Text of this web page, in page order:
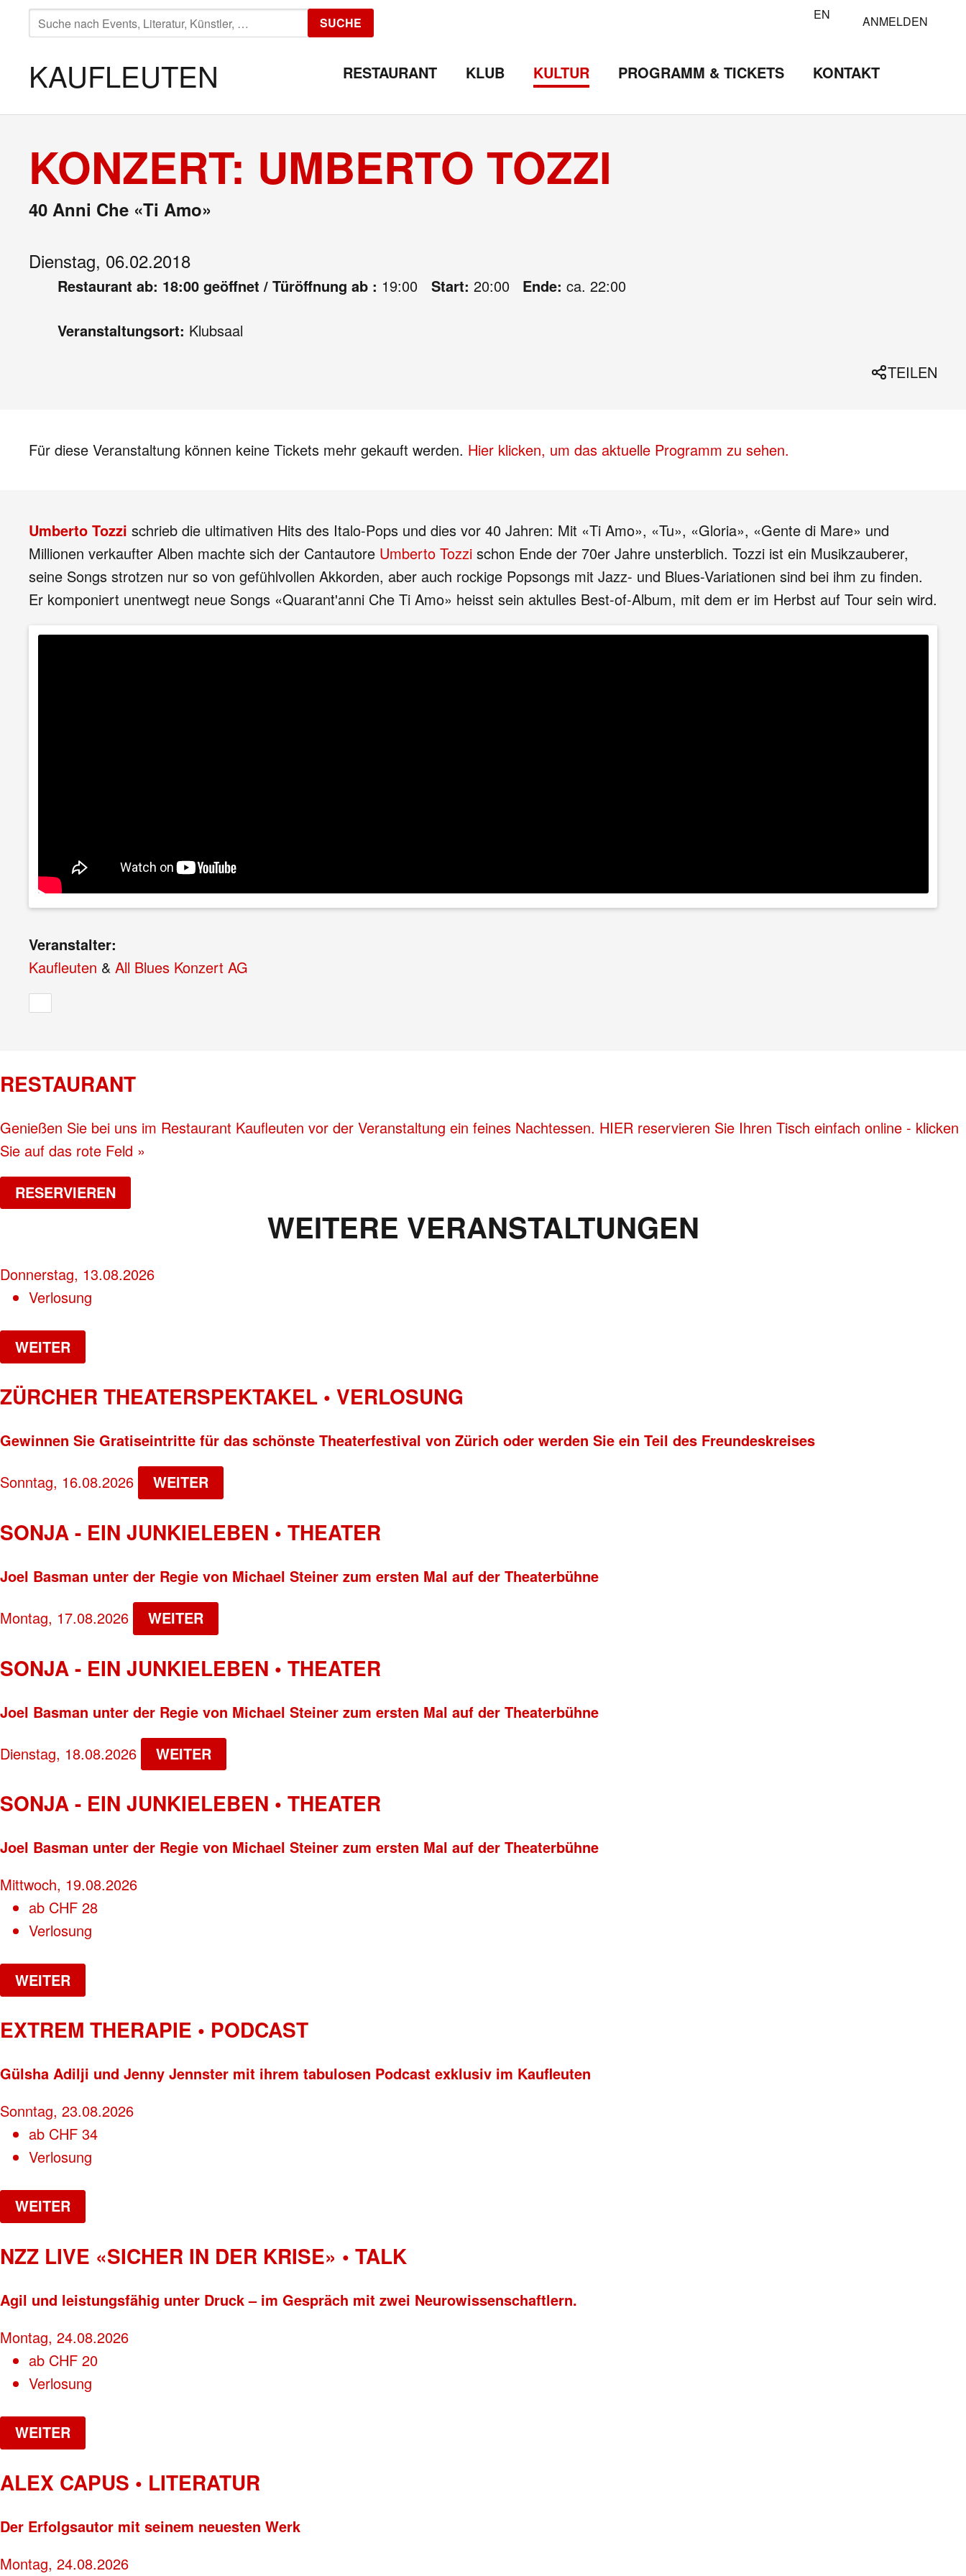
SUCHE
NACH:
SUCHE EN ANMELDEN
KAUFLEUTEN RESTAURANT KLUB KULTUR PROGRAMM & TICKETS KONTAKT
KONZERT: UMBERTO TOZZI
40 Anni Che «Ti Amo»
Dienstag, 06.02.2018
Restaurant ab: 18:00 geöffnet / Türöffnung ab : 19:00 Start: 20:00 Ende: ca. 22:00
Veranstaltungsort: Klubsaal
TEILEN
Für diese Veranstaltung können keine Tickets mehr gekauft werden. Hier klicken, um das aktuelle Programm zu sehen.
Umberto Tozzi schrieb die ultimativen Hits des Italo-Pops und dies vor 40 Jahren: Mit «Ti Amo», «Tu», «Gloria», «Gente di Mare» und
Millionen verkaufter Alben machte sich der Cantautore Umberto Tozzi schon Ende der 70er Jahre unsterblich. Tozzi ist ein Musikzauberer,
seine Songs strotzen nur so von gefühlvollen Akkorden, aber auch rockige Popsongs mit Jazz- und Blues-Variationen sind bei ihm zu finden.
Er komponiert unentwegt neue Songs «Quarant'anni Che Ti Amo» heisst sein aktulles Best-of-Album, mit dem er im Herbst auf Tour sein wird.
Veranstalter:
Kaufleuten & All Blues Konzert AG
RESTAURANT
Genießen Sie bei uns im Restaurant Kaufleuten vor der Veranstaltung ein feines Nachtessen. HIER reservieren Sie Ihren Tisch einfach online - klicken
Sie auf das rote Feld »
RESERVIEREN
WEITERE VERANSTALTUNGEN
Donnerstag, 13.08.2026
Verlosung
WEITER
ZÜRCHER THEATERSPEKTAKEL • VERLOSUNG
Gewinnen Sie Gratiseintritte für das schönste Theaterfestival von Zürich oder werden Sie ein Teil des Freundeskreises
Sonntag, 16.08.2026 WEITER
SONJA - EIN JUNKIELEBEN • THEATER
Joel Basman unter der Regie von Michael Steiner zum ersten Mal auf der Theaterbühne
Montag, 17.08.2026 WEITER
SONJA - EIN JUNKIELEBEN • THEATER
Joel Basman unter der Regie von Michael Steiner zum ersten Mal auf der Theaterbühne
Dienstag, 18.08.2026 WEITER
SONJA - EIN JUNKIELEBEN • THEATER
Joel Basman unter der Regie von Michael Steiner zum ersten Mal auf der Theaterbühne
Mittwoch, 19.08.2026
ab CHF 28
Verlosung
WEITER
EXTREM THERAPIE • PODCAST
Gülsha Adilji und Jenny Jennster mit ihrem tabulosen Podcast exklusiv im Kaufleuten
Sonntag, 23.08.2026
ab CHF 34
Verlosung
WEITER
NZZ LIVE «SICHER IN DER KRISE» • TALK
Agil und leistungsfähig unter Druck – im Gespräch mit zwei Neurowissenschaftlern.
Montag, 24.08.2026
ab CHF 20
Verlosung
WEITER
ALEX CAPUS • LITERATUR
Der Erfolgsautor mit seinem neuesten Werk
Montag, 24.08.2026